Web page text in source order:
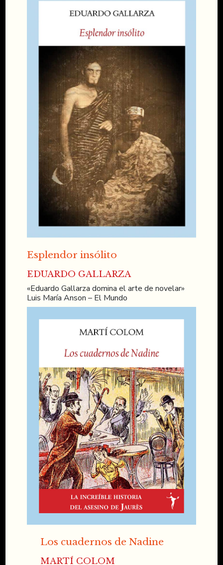
Esplendor insólito
EDUARDO GALLARZA
«Eduardo Gallarza domina el arte de novelar»
Luis María Anson – El Mundo
Los cuadernos de Nadine
MARTÍ COLOM